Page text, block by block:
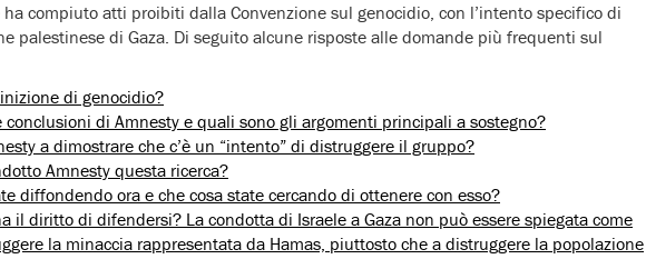
ha compiuto atti proibiti dalla Convenzione sul genocidio, con l’intento specifico di
palestinese di Gaza. Di seguito alcune risposte alle domande più frequenti sul
di genocidio?
conclusioni di Amnesty e quali sono gli argomenti principali a sostegno?
a dimostrare che c’è un “intento” di distruggere il gruppo?
Amnesty questa ricerca?
diffondendo ora e che cosa state cercando di ottenere con esso?
il diritto di difendersi? La condotta di Israele a Gaza non può essere spiegata come
la minaccia rappresentata da Hamas, piuttosto che a distruggere la popolazione